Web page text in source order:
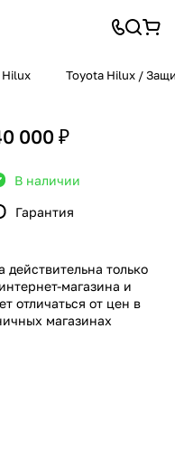
Hilux Toyota Hilux /
000 ₽
В наличии
Гарантия
действительна только
магазина и
отличаться от цен в
магазинах